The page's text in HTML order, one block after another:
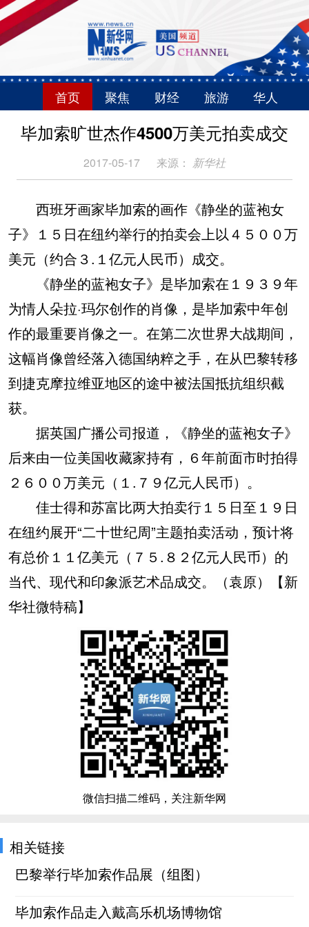
首页 聚焦 财经 旅游 华人
毕加索旷世杰作4500万美元拍卖成交
2017-05-17 来源： 新华社
西班牙画家毕加索的画作《静坐的蓝袍女
子》１５日在纽约举行的拍卖会上以４５００万
美元（约合３.１亿元人民币）成交。
《静坐的蓝袍女子》是毕加索在１９３９年
为情人朵拉·玛尔创作的肖像，是毕加索中年创
作的最重要肖像之一。在第二次世界大战期间，
这幅肖像曾经落入德国纳粹之手，在从巴黎转移
到捷克摩拉维亚地区的途中被法国抵抗组织截
获。
据英国广播公司报道，《静坐的蓝袍女子》
后来由一位美国收藏家持有，６年前面市时拍得
２６００万美元（１.７９亿元人民币）。
佳士得和苏富比两大拍卖行１５日至１９日
在纽约展开“二十世纪周”主题拍卖活动，预计将
有总价１１亿美元（７５.８２亿元人民币）的
当代、现代和印象派艺术品成交。（袁原）【新
华社微特稿】
微信扫描二维码，关注新华网
相关链接
巴黎举行毕加索作品展（组图）
毕加索作品走入戴高乐机场博物馆